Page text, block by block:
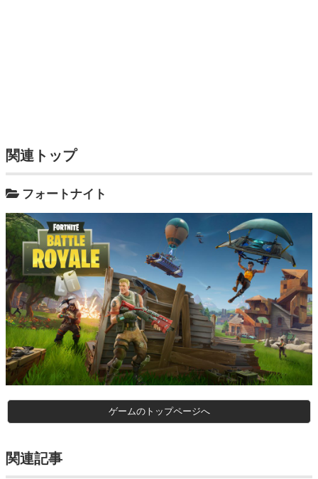
関連トップ
フォートナイト
ゲームのトップページへ
関連記事